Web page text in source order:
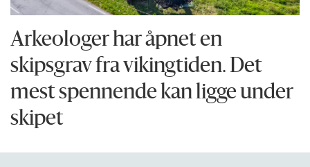
Arkeologer har åpnet en
skipsgrav fra vikingtiden. Det
mest spennende kan ligge under
skipet